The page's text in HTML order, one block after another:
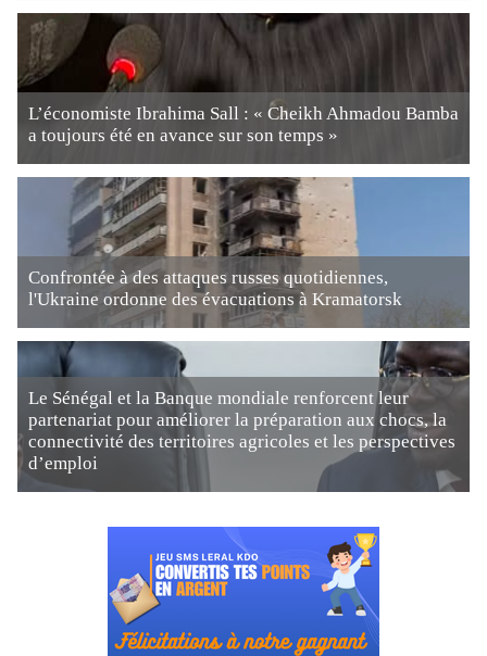
L’économiste Ibrahima Sall : « Cheikh Ahmadou Bamba
a toujours été en avance sur son temps »
Confrontée à des attaques russes quotidiennes,
l'Ukraine ordonne des évacuations à Kramatorsk
Le Sénégal et la Banque mondiale renforcent leur
partenariat pour améliorer la préparation aux chocs, la
connectivité des territoires agricoles et les perspectives
d’emploi